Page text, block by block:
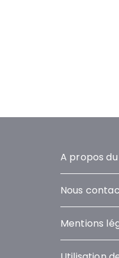
A propos
Nous
Mentions